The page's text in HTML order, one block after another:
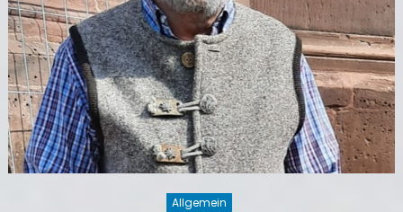
Allgemein